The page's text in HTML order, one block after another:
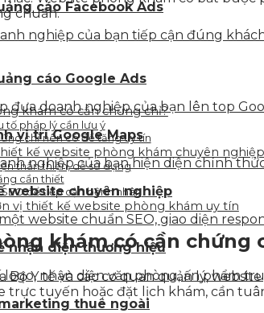
cáo Facebook Ads
nghiệp của bạn tiếp cận đúng
cáo Google Ads
đưa doanh nghiệp của bạn lên top
vị trí Google Maps
nghiệp của bạn hiện diện chính
website chuyên nghiệp
website chuẩn SEO, giao diện
nhận diện thương hiệu
logo, nhận diện văn phòng, ấn phẩm
thuê ngoài
chuẩn.
khám có cần chứng chỉ?
tố pháp lý cần lưu ý
chỉ nên có để tăng uy tín
kế website phòng khám chuyên nghiệp
thân thiện, dễ sử dụng
cần thiết
để tiếp cận bệnh nhân
vị thiết kế website phòng khám uy tín
khám có cần chứng
Bộ Y tế và các cơ quan quản lý,
trực tuyến hoặc đặt lịch khám, cần